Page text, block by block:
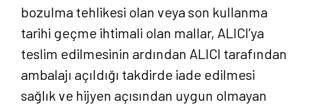
bozulma tehlikesi olan veya son kullanma
tarihi geçme ihtimali olan mallar, ALICI’ya
teslim edilmesinin ardından ALICI tarafından
ambalajı açıldığı takdirde iade edilmesi
sağlık ve hijyen açısından uygun olmayan